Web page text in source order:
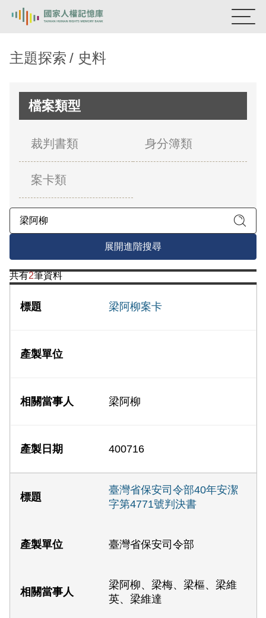
新生訓導處
關於我們
意見信箱
主題探索 史料
檔案類型
裁判書類 身分簿類
案卡類
展開進階搜尋
共有2筆資料
梁阿柳案卡
梁阿柳
400716
臺灣省保安司令部40年安潔
字第4771號判決書
臺灣省保安司令部
梁阿柳、梁梅、梁樞、梁維
英、梁維達